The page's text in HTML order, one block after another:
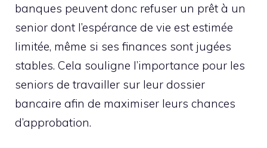
banques peuvent donc refuser un prêt à un
senior dont l’espérance de vie est estimée
limitée, même si ses finances sont jugées
stables. Cela souligne l’importance pour les
seniors de travailler sur leur dossier
bancaire afin de maximiser leurs chances
d’approbation.